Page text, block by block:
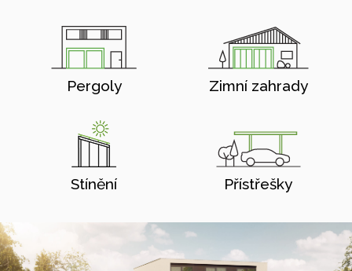
Pergoly Zimní zahrady
Stínění Přístřešky